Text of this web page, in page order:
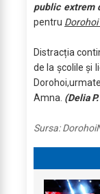
public extrem
pentru
Distracția
de la școlile și
Amna. (Delia
Sursa: